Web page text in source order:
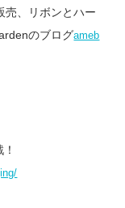
売、リボンとハー
のブログameb